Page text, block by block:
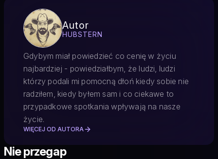
Autor
HUBSTERN
Gdybym miał powiedzieć co cenię w życiu
najbardziej - powiedziałbym, że ludzi, ludzi
którzy podali mi pomocną dłoń kiedy sobie nie
radziłem, kiedy byłem sam i co ciekawe to
przypadkowe spotkania wpływają na nasze
życie.
WIĘCEJ OD AUTORA
Nie przegap